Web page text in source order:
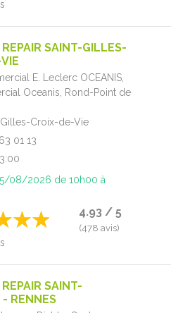
SAINT-GILLES-
E. Leclerc OCEANIS,
Oceanis, Rond-Point de
Gilles-Croix-de-Vie
01 13
08/2026 de 10h00 à
4.93 / 5
(478 avis)
SAINT-
- RENNES